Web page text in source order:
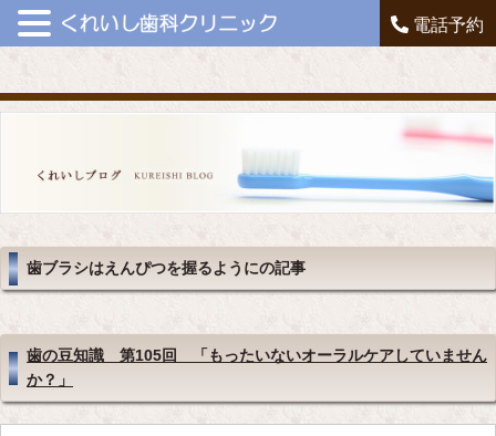
電話予約
歯ブラシはえんぴつを握るようにの記事
歯の豆知識 第105回 「もったいないオーラルケアしていません
か？」